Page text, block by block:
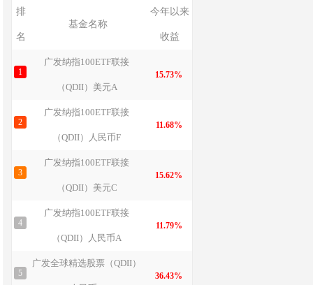
排
名
基金名称
今年以来
收益
1
广发纳指100ETF联接
（QDII）美元A
15.73%
2
广发纳指100ETF联接
（QDII）人民币F
11.68%
3
广发纳指100ETF联接
（QDII）美元C
15.62%
4
广发纳指100ETF联接
（QDII）人民币A
11.79%
5
广发全球精选股票（QDII）
36.43%